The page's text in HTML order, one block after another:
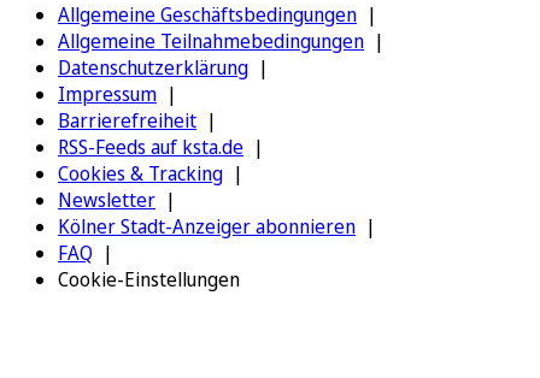
Allgemeine Geschäftsbedingungen
Allgemeine Teilnahmebedingungen
Datenschutzerklärung
Impressum
Barrierefreiheit
RSS-Feeds auf ksta.de
Cookies & Tracking
Newsletter
Kölner Stadt-Anzeiger abonnieren
FAQ
Cookie-Einstellungen